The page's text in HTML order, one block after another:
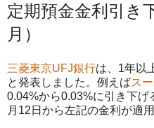
定期預金金利引き
月）
三菱東京UFJ銀行は、1年以
と発表しました。例えばス
0.04%から0.03%に引き下
月12日から左記の金利が適用